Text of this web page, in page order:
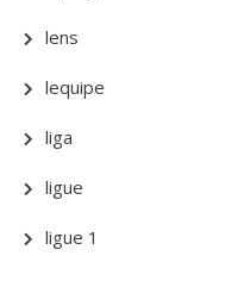
lens
lequipe
liga
ligue
ligue 1